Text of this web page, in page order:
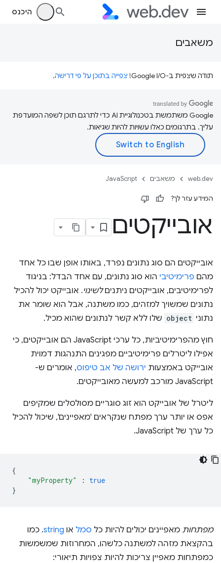
היכנס
משאבים
תודה שצפית ב-Google I/O! צפייה בתוכן על פי דרישה.
‫Google משתמשת בטכנולוגיית AI כדי לתרגם תוכן לשפה המועדפת
עליך. בתרגומים כאלו עשויות להיות שגיאות.
web.dev משאבים JavaScript
המידע עזר לך?
אובייקטים
אובייקטים הם סוג נתונים נפרד, באותו אופן שבו כל אחד
מהם פרימיטיבי הוא סוג נתונים, עם אחד הבדל: בניגוד
לפרימיטיבים, אובייקטים ניתניםלשינוי. אובייקט יכול להכיל
נתונים שמשויך למזהים, כמו משתנה, אבל הוא שומר את
נתוני object שלו ללא קשר לנתונים שהוא מכיל.
חוץ מהפרימיטיביות, כל ערכי JavaScript הם אובייקטים, כי
אפילו ליטרלים פרימיטיביים מפגינים התנהגות דמוית
אובייקט באמצעות ירושה של אב טיפוס, אומרים ש-
JavaScript מורכב למעשה מאובייקטים.
ליטרל של אובייקט הוא זוג סוגריים מסולסלים שמקיפים
אפס או יותר ערך מפתח שנקראים 'מאפיינים', שיכול להכיל
כל ערך של JavaScript.
{
"myProperty"
:
true
}
מפתחות מאפיינים יכולים להיות כל סמל או string. כמו
בהקצאת מזהה למשתנה כלשהו, המחרוזות שמשמשות
כמפתחות מאפיין צריכות להיות צפויות תיאורי: